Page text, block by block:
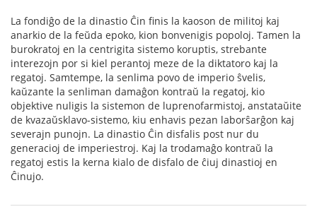
La fondiĝo de la dinastio Ĉin finis la kaoson de militoj kaj
anarkio de la feŭda epoko, kion bonvenigis popoloj. Tamen la
burokratoj en la centrigita sistemo koruptis, strebante
interezojn por si kiel perantoj meze de la diktatoro kaj la
regatoj. Samtempe, la senlima povo de imperio ŝvelis,
kaŭzante la senliman damaĝon kontraŭ la regatoj, kio
objektive nuligis la sistemon de luprenofarmistoj, anstataŭite
de kvazaŭsklavo-sistemo, kiu enhavis pezan laborŝarĝon kaj
severajn punojn. La dinastio Ĉin disfalis post nur du
generacioj de imperiestroj. Kaj la trodamaĝo kontraŭ la
regatoj estis la kerna kialo de disfalo de ĉiuj dinastioj en
Ĉinujo.